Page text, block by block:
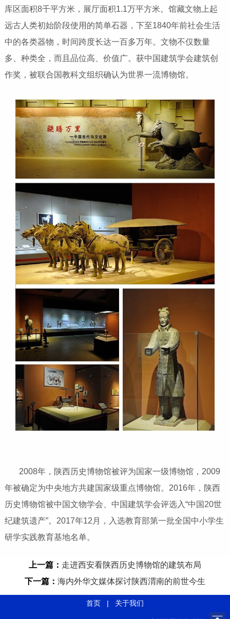
库区面积8千平方米，展厅面积1.1万平方米。馆藏文物上起
远古人类初始阶段使用的简单石器，下至1840年前社会生活
中的各类器物，时间跨度长达一百多万年。文物不仅数量
多、种类全，而且品位高、价值广。获中国建筑学会建筑创
作奖，被联合国教科文组织确认为世界一流博物馆。
2008年，陕西历史博物馆被评为国家一级博物馆，2009
年被确定为中央地方共建国家级重点博物馆。2016年，陕西
历史博物馆被中国文物学会、中国建筑学会评选入“中国20世
纪建筑遗产”。2017年12月，入选教育部第一批全国中小学生
研学实践教育基地名单。
上一篇： 走进西安看陕西历史博物馆的建筑布局
下一篇： 海内外华文媒体探讨陕西渭南的前世今生
首页 | 关于我们